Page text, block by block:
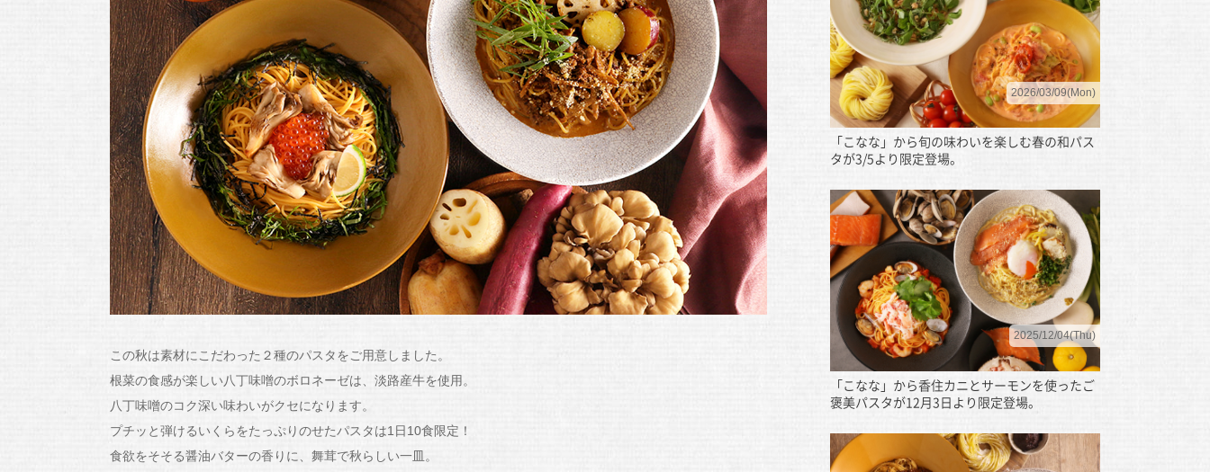
この秋は素材にこだわった２種のパスタをご用意しました。
根菜の食感が楽しい八丁味噌のボロネーゼは、淡路産牛を使用。
八丁味噌のコク深い味わいがクセになります。
プチッと弾けるいくらをたっぷりのせたパスタは1日10食限定！
食欲をそそる醤油バターの香りに、舞茸で秋らしい一皿。
2026/03/09(Mon)
「こなな」から旬の味わいを楽しむ春の和パス
タが3/5より限定登場。
2025/12/04(Thu)
「こなな」から香住カニとサーモンを使ったご
褒美パスタが12月3日より限定登場。